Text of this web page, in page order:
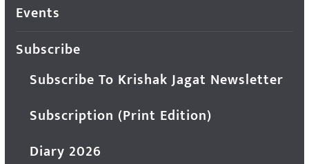
Events
Subscribe
Subscribe To Krishak Jagat Newsletter
Subscription (Print Edition)
Diary 2026